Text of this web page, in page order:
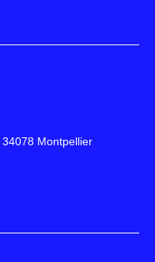
Montpellier